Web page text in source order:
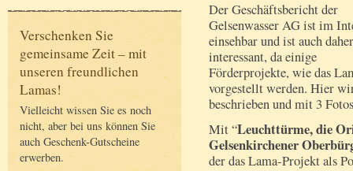
Verschenken Sie
gemeinsame Zeit – mit
unseren freundlichen
Lamas!
Vielleicht wissen Sie es noch
nicht, aber bei uns können Sie
auch Geschenk-Gutscheine
erwerben.
Der Geschäftsbericht der
Gelsenwasser AG ist im
einsehbar und ist auch daher
interessant, da einige
Förderprojekte, wie das
vorgestellt werden. Hier
beschrieben und mit 3
Mit “Leuchttürme, die
Gelsenkirchener
der das Lama-Projekt als